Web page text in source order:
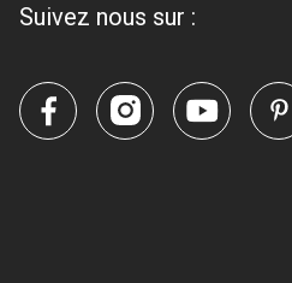
Suivez nous sur :